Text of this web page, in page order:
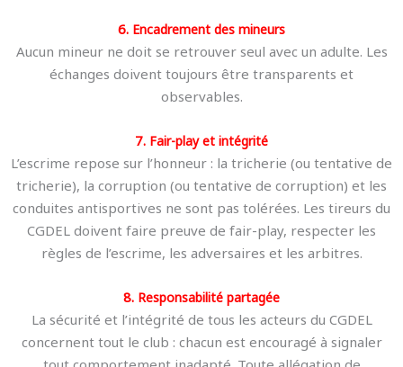
6. Encadrement des mineurs
Aucun mineur ne doit se retrouver seul avec un adulte. Les
échanges doivent toujours être transparents et
observables.
7. Fair-play et intégrité
L’escrime repose sur l’honneur : la tricherie (ou tentative de
tricherie), la corruption (ou tentative de corruption) et les
conduites antisportives ne sont pas tolérées. Les tireurs du
CGDEL doivent faire preuve de fair-play, respecter les
règles de l’escrime, les adversaires et les arbitres.
8. Responsabilité partagée
La sécurité et l’intégrité de tous les acteurs du CGDEL
concernent tout le club : chacun est encouragé à signaler